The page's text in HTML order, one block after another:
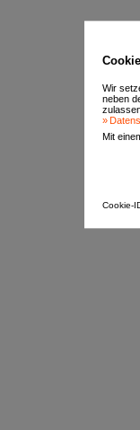
Wir
neben
Mit
Cookie-